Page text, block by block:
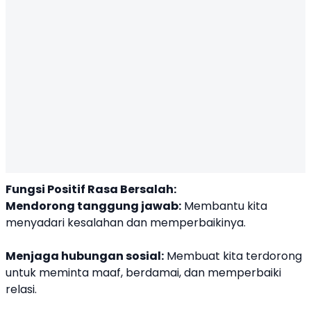
Fungsi Positif Rasa Bersalah:
Mendorong tanggung jawab: Membantu kita
menyadari kesalahan dan memperbaikinya.
Menjaga hubungan sosial: Membuat kita terdorong
untuk meminta maaf, berdamai, dan memperbaiki
relasi.